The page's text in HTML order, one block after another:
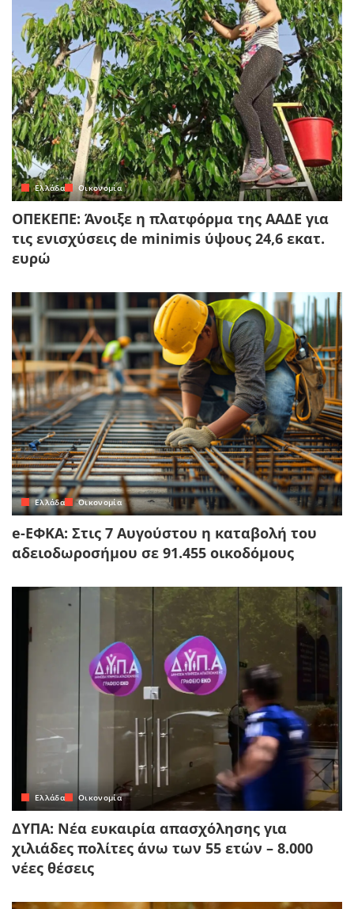
Ελλάδα Οικονομία
ΟΠΕΚΕΠΕ: Άνοιξε η πλατφόρμα της ΑΑΔΕ για
τις ενισχύσεις de minimis ύψους 24,6 εκατ.
ευρώ
Ελλάδα Οικονομία
e-ΕΦΚΑ: Στις 7 Αυγούστου η καταβολή του
αδειοδωροσήμου σε 91.455 οικοδόμους
Ελλάδα Οικονομία
ΔΥΠΑ: Νέα ευκαιρία απασχόλησης για
χιλιάδες πολίτες άνω των 55 ετών – 8.000
νέες θέσεις